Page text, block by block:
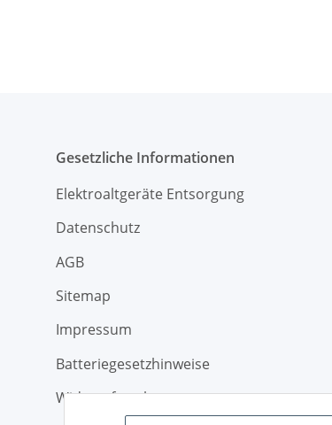
Gesetzliche Informationen
Elektroaltgeräte Entsorgung
Datenschutz
AGB
Sitemap
Impressum
Batteriegesetzhinweise
Widerrufsrecht